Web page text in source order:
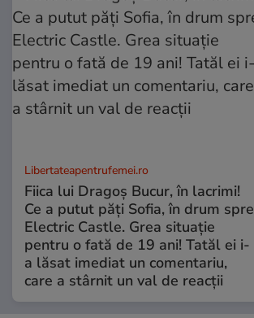
Libertateapentrufemei.ro
Fiica lui Dragoș Bucur, în lacrimi!
Ce a putut păți Sofia, în drum spre
Electric Castle. Grea situație
pentru o fată de 19 ani! Tatăl ei i-
a lăsat imediat un comentariu,
care a stârnit un val de reacții